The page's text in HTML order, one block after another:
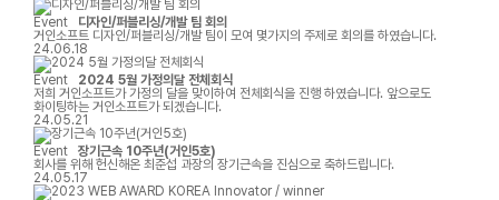
뽑아주셔서 정말 감사드립니다!아직은 부족한 점이 더 많아서 우수사원이라고 하기엔
조금 부끄럽지만 그래도 뽑아주신 만큼 앞으로 더 열심히 하는 사원이 되겠습니다.함께
일하면서 저를 많이 도와주시고 이끌어주시는 거인소프트 모든 팀원분들께 항상
감사드리며 특히 제가 모르는 부분들을 여쭤볼때마다 친절하게 잘
알려주시는 은빈대리님 덕분에 많이 배우고 성장할 수 있었던 것 같습니다. 정말 늘
감사드립니다!항상 거인소프트 퍼블리싱팀으로서 자부심을 가질 수 있도록 앞으로도
부족한 점 잘 메꾸며 더 열심히 노력하도록 하겠습니다.감사합니다!
Event
디자인/퍼블리싱/개발 팀 회의
거인소프트 디자인/퍼블리싱/개발 팀이 모여 몇가지의 주제로 회의를 하였습니다.
24.06.18
Event
2024 5월 가정의달 전체회식
저희 거인소프트가 가정의 달을 맞이하여 전체회식을 진행 하였습니다. 앞으로도
화이팅하는 거인소프트가 되겠습니다.
24.05.21
Event
장기근속 10주년(거인5호)
회사를 위해 헌신해온 최준섭 과장의 장기근속을 진심으로 축하드립니다.
24.05.17